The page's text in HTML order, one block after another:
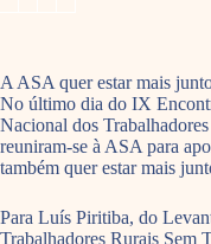
A ASA quer estar mais
No último dia do IX
Nacional dos
reuniram-se à ASA para
também quer estar mais
Para Luís Piritiba, do
Trabalhadores Rurais Sem